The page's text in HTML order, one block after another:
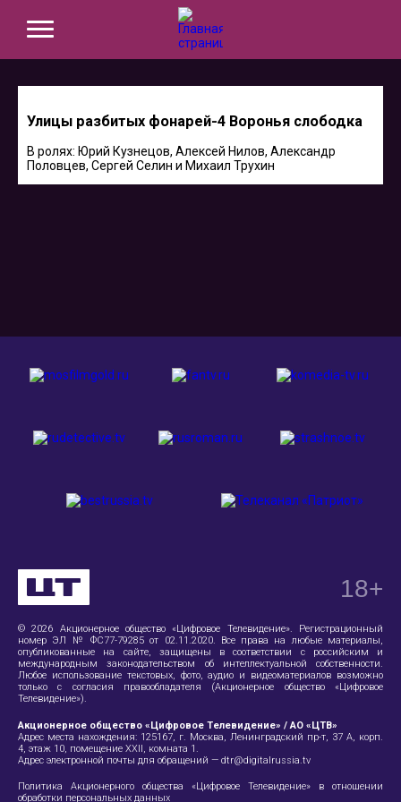
Улицы разбитых фонарей-4 Воронья слободка
В ролях: Юрий Кузнецов, Алексей Нилов, Александр
Половцев, Сергей Селин и Михаил Трухин
© 2026 Акционерное общество «Цифровое Телевидение». Регистрационный
номер ЭЛ № ФС77-79285 от 02.11.2020. Все права на любые материалы,
опубликованные на сайте, защищены в соответствии с российским и
международным законодательством об интеллектуальной собственности.
Любое использование текстовых, фото, аудио и видеоматериалов возможно
только с согласия правообладателя (Акционерное общество «Цифровое
Телевидение»).
Акционерное общество «Цифровое Телевидение» / АО «ЦТВ»
Адрес места нахождения: 125167, г. Москва, Ленинградский пр-т, 37 А , корп.
4, этаж 10, помещение XXII, комната 1.
Адрес электронной почты для обращений — dtr@digitalrussia.tv
Политика Акционерного общества «Цифровое Телевидение» в отношении
обработки персональных данных
18+